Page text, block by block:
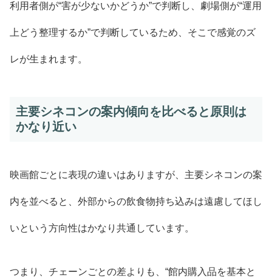
利用者側が“害が少ないかどうか”で判断し、劇場側が“運用
上どう整理するか”で判断しているため、そこで感覚のズ
レが生まれます。
主要シネコンの案内傾向を比べると原則は
かなり近い
映画館ごとに表現の違いはありますが、主要シネコンの案
内を並べると、外部からの飲食物持ち込みは遠慮してほし
いという方向性はかなり共通しています。
つまり、チェーンごとの差よりも、“館内購入品を基本と